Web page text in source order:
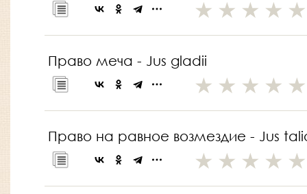
Право меча - Jus gladii
Право на равное возмездие - Jus